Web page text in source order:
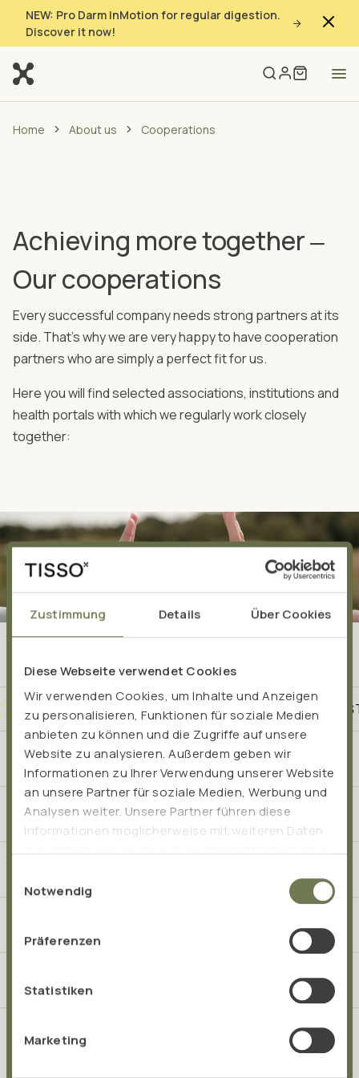
Zustimmung Details Über Cookies
Diese Webseite verwendet Cookies
Wir verwenden Cookies, um Inhalte und Anzeigen
zu personalisieren, Funktionen für soziale Medien
anbieten zu können und die Zugriffe auf unsere
Website zu analysieren. Außerdem geben wir
Informationen zu Ihrer Verwendung unserer Website
an unsere Partner für soziale Medien, Werbung und
Analysen weiter. Unsere Partner führen diese
Informationen möglicherweise mit weiteren Daten
gesammelt haben.
Notwendig
Präferenzen
Statistiken
Marketing
NEW: Pro Darm InMotion for regular digestion.
Discover it now!
Home About us Cooperations
Achieving more together ‒
Our cooperations
Every successful company needs strong partners at its
side. That's why we are very happy to have cooperation
partners who are simply a perfect fit for us.
Here you will find selected associations, institutions and
health portals with which we regularly work closely
together:
EXPERTISE AND PASSION - SINCE 1999 THE
Product pages
Application Areas